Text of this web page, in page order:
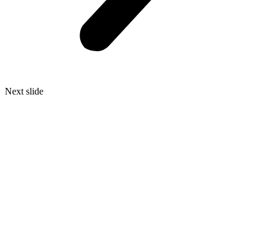
Next slide